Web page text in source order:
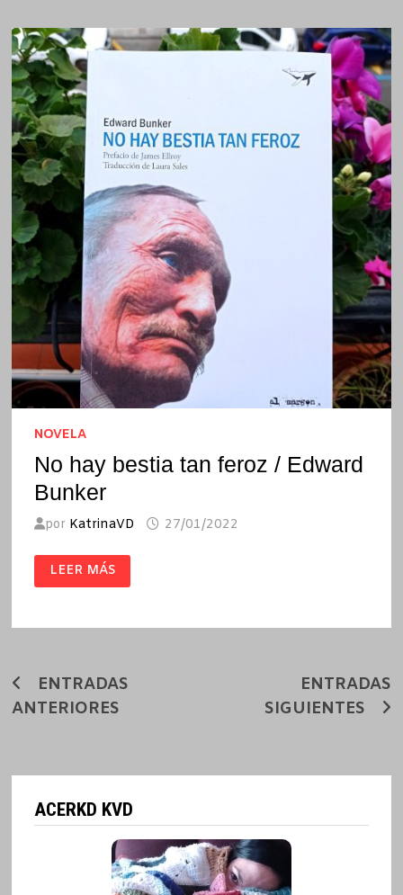
NOVELA
No hay bestia tan feroz / Edward
Bunker
por KatrinaVD 27/01/2022
NO
HAY
BESTIA
/
LEER MÁS
Navegación
de
ENTRADAS
ANTERIORES
ENTRADAS
SIGUIENTES
ACERKD KVD